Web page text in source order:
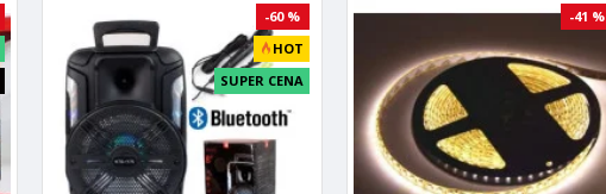
HOT
SUPER CENA
-60 % -41 %